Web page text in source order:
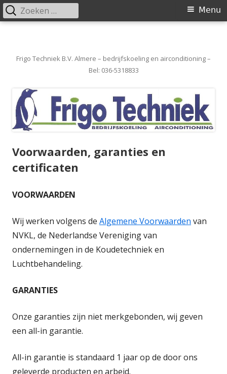
inhoudFrigo Techniek B.V. Almere – bedrijfskoeling en airconditioning –
Bel: 036-5318833
Primair
Menu
Zoeken
naar:
Voorwaarden, garanties en
certificaten
VOORWAARDEN
Wij werken volgens de Algemene Voorwaarden van
NVKL, de Nederlandse Vereniging van
ondernemingen in de Koudetechniek en
Luchtbehandeling.
GARANTIES
Onze garanties zijn niet merkgebonden, wij geven
een all-in garantie.
All-in garantie is standaard 1 jaar op de door ons
geleverde producten en arbeid.